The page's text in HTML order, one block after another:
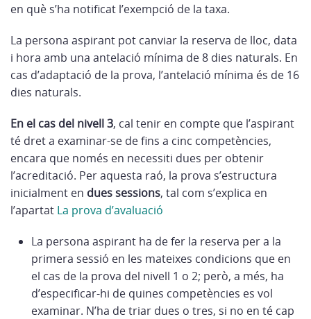
en què s’ha notificat l’exempció de la taxa.
La persona aspirant pot canviar la reserva de lloc, data
i hora amb una antelació mínima de 8 dies naturals. En
cas d’adaptació de la prova, l’antelació mínima és de 16
dies naturals.
En el cas del nivell 3, cal tenir en compte que l’aspirant
té dret a examinar-se de fins a cinc competències,
encara que només en necessiti dues per obtenir
l’acreditació. Per aquesta raó, la prova s’estructura
inicialment en dues sessions, tal com s’explica en
l’apartat La prova d’avaluació
La persona aspirant ha de fer la reserva per a la
primera sessió en les mateixes condicions que en
el cas de la prova del nivell 1 o 2; però, a més, ha
d’especificar-hi de quines competències es vol
examinar. N’ha de triar dues o tres, si no en té cap